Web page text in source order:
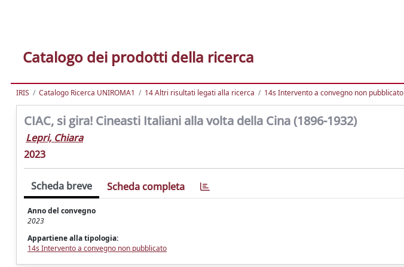
Catalogo dei prodotti della ricerca
IRIS Catalogo Ricerca UNIROMA1 14 Altri risultati legati alla ricerca 14s Intervento a convegno non pubblicato
CIAC, si gira! Cineasti Italiani alla volta della Cina (1896-1932)
Lepri, Chiara
2023
Scheda breve Scheda completa
Anno del convegno
2023
Appartiene alla tipologia:
14s Intervento a convegno non pubblicato